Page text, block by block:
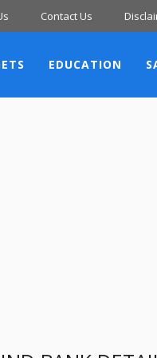
Contact Us
EDUCATION